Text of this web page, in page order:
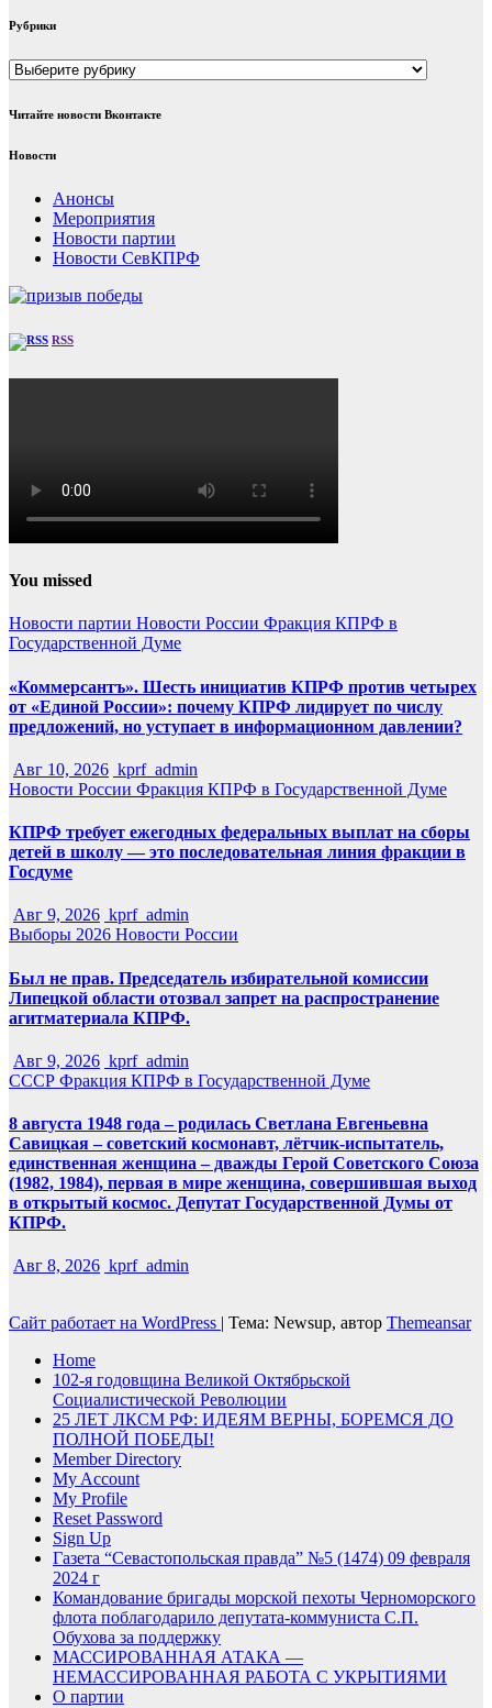
Рубрики
Рубрики
Читайте новости Вконтакте
Новости
Анонсы
Мероприятия
Новости партии
Новости СевКПРФ
RSS
You missed
Новости партии Новости России Фракция КПРФ в
Государственной Думе
«Коммерсантъ». Шесть инициатив КПРФ против четырех
от «Единой России»: почему КПРФ лидирует по числу
предложений, но уступает в информационном давлении?
Авг 10, 2026 kprf_admin
Новости России Фракция КПРФ в Государственной Думе
КПРФ требует ежегодных федеральных выплат на сборы
детей в школу — это последовательная линия фракции в
Госдуме
Авг 9, 2026 kprf_admin
Выборы 2026 Новости России
Был не прав. Председатель избирательной комиссии
Липецкой области отозвал запрет на распространение
агитматериала КПРФ.
Авг 9, 2026 kprf_admin
СССР Фракция КПРФ в Государственной Думе
8 августа 1948 года – родилась Светлана Евгеньевна
Савицкая – советский космонавт, лётчик-испытатель,
единственная женщина – дважды Герой Советского Союза
(1982, 1984), первая в мире женщина, совершившая выход
в открытый космос. Депутат Государственной Думы от
КПРФ.
Авг 8, 2026 kprf_admin
Сайт работает на WordPress Тема: Newsup, автор Themeansar
Home
102-я годовщина Великой Октябрьской
Социалистической Революции
25 ЛЕТ ЛКСМ РФ: ИДЕЯМ ВЕРНЫ, БОРЕМСЯ ДО
ПОЛНОЙ ПОБЕДЫ!
Member Directory
My Account
My Profile
Reset Password
Sign Up
Газета “Севастопольская правда” №5 (1474) 09 февраля
2024 г
Командование бригады морской пехоты Черноморского
флота поблагодарило депутата-коммуниста С.П.
Обухова за поддержку
МАССИРОВАННАЯ АТАКА —
НЕМАССИРОВАННАЯ РАБОТА С УКРЫТИЯМИ
О партии